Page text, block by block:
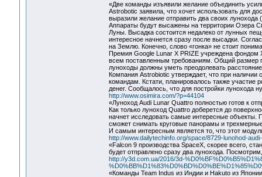
«Две команды изъявили желание объединить
Astrobotic заявила, что хочет использовать для
выразили желание отправить два своих
Аппараты будут высажены на территории Озера
Луны. Высадка состоится недалеко от лунных
интересное начнется сразу после высадки.
на Землю. Конечно, слово «гонка» не стоит
Премия Google Lunar X PRIZE учреждена фондом
всем поставленным требованиям. Общий размер
луноходы должны уметь преодолевать
Компания Astrobiotic утверждает, что при
командам. Кстати, планировалось также участие
денег. Сообщалось, что для постройки лунохода
http://www.osimira.com/?p=44104
«Луноход Audi Lunar Quattro полностью готов к
Как только луноход Quattro доберется до
начнет исследовать самые интересные объекты.
сможет снимать круговые панорамы и
И самым интересным является то, что этот
http://www.dailytechinfo.org/space/8729-lunohod-
«Falcon 9 производства SpaceX, скорее всего,
будет отправлено сразу два лунохода.
http://y3d.com.ua/2016/3d-
«Команды Team Indus из Индии и Hakuto из